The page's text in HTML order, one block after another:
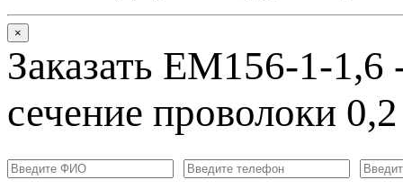
×
Заказать EM156-1-1,6
сечение проволоки